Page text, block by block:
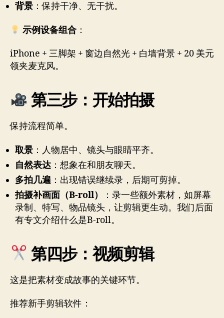
背景 ：保持干净、无干扰。
示例设备组合：
iPhone + 三脚架 + 窗边自然光 + 白墙背景 + 20 美元
领夹麦克风。
第三步：开始拍摄
保持流程简单。
取景 ：人物居中、镜头与眼睛平齐。
自然表达 ：想象在和朋友聊天。
多拍几遍 ：出现错误继续录，后期可剪掉。
拍摄补画面（B-roll）
：录一些额外素材，如屏幕
录制、特写、物品镜头，让剪辑更生动。我们后面
有专文介绍什么是B-roll。
第四步：视频剪辑
这是把素材变成故事的关键环节。
推荐新手剪辑软件：